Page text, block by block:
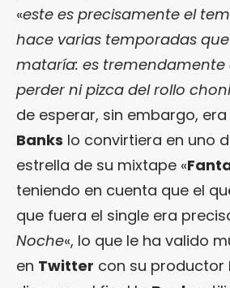
«este es precisamente el
hace varias temporadas que
mataría: es tremendamente
perder ni pizca del rollo choni
de esperar, sin embargo,
Banks lo convirtiera en uno
estrella de su mixtape «
teniendo en cuenta que el
que fuera el single era
Noche«, lo que le ha valido
en Twitter con su productor